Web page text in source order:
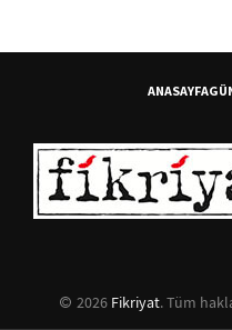
ANASAYFA
2026 Fikriyat. Tüm